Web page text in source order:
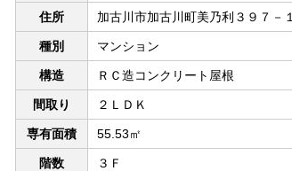
住所 加古川市加古川町美乃利３９７－１
種別 マンション
構造 ＲＣ造コンクリート屋根
間取り ２ＬＤＫ
専有面積 55.53㎡
階数 ３Ｆ